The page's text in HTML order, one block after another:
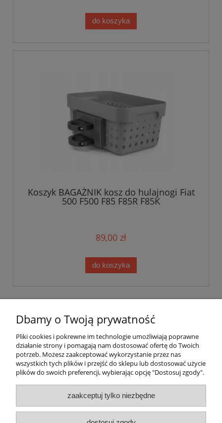
do koszyka
Koszyk BAGAŻNIK kosz do hulajnogi Fiat
500 F500 F85 F85R F85K
89,00 zł
do koszyka
Informacje o sklepie
Grzegorz Daniel NetDan
Magazynowa 5a 2-piętro
NIP: 6792596281 REGON: 361824632
tel. 513 328 497, 780 471 201, e-mailkontakt@netdan.pl
Dbamy o Twoją prywatność
Pliki cookies i pokrewne im technologie umożliwiają poprawne
działanie strony i pomagają nam dostosować ofertę do Twoich
potrzeb. Możesz zaakceptować wykorzystanie przez nas
wszystkich tych plików i przejść do sklepu lub dostosować użycie
plików do swoich preferencji, wybierając opcję "Dostosuj zgody".
zaakceptuj tylko niezbędne